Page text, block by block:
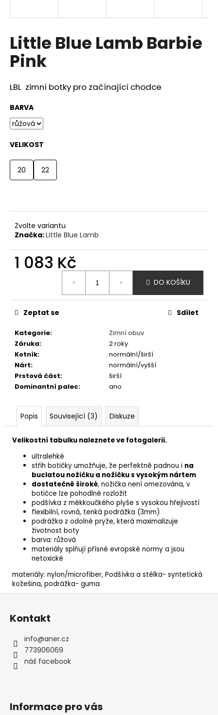
Little Blue Lamb Barbie
Pink
LBL zimní botky pro začínající chodce
BARVA
VELIKOST
20 22
Zvolte variantu
Značka:Little Blue Lamb
1 083 Kč
DO KOŠÍKU
Kategorie:
Zimní obuv
Záruka:
2 roky
Kotník:
normální/širší
Nárt:
normální/vyšší
Prstová část:
širší
Dominantní palec: ano
Zeptat se Sdílet
Popis Související (3) Diskuze
Velikostní tabulku naleznete ve fotogalerii.
ultralehké
střih botičky umožňuje, že perfektně padnou i na
buclatou nožičku a nožičku s vysokým nártem
dostatečně široké, nožička není omezována, v
botičce lze pohodlně rozložit
podšívka z měkkoučkého plyše s vysokou hřejivostí
flexibilní, rovná, tenká podrážka (3mm)
podrážka z odolné pryže, která maximalizuje
životnost boty
barva: růžová
materiály splňují přísné evropské normy a jsou
netoxické
materiály: nylon/microfiber, Podšívka a stélka- syntetická
kožešina, podrážka- guma
í
t
?
D
p
u
č
u
e
AFFENZAHN
BAREFOOT
TENISKY
SNEAKER
COTTON
HAPPY
TOUCAN
FIALOVÁ
Kč
Z
Kontakt
info@aner.cz
773906069
náš facebook
Informace pro vás